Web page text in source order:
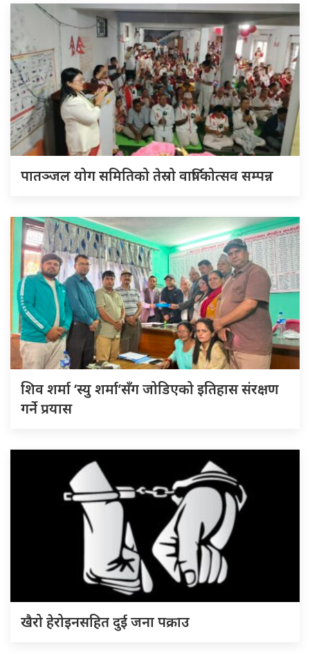
पातञ्जल योग समितिको तेस्रो वार्षिकोत्सव सम्पन्न
शिव शर्मा ‘स्यु शर्मा’सँग जोडिएको इतिहास संरक्षण
गर्ने प्रयास
खैरो हेरोइनसहित दुई जना पक्राउ